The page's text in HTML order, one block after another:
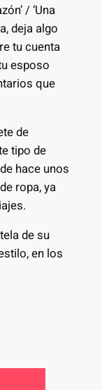
/ ‘Una
deja algo
tu cuenta
esposo
que
de
tipo de
hace unos
ropa, ya
de su
en los